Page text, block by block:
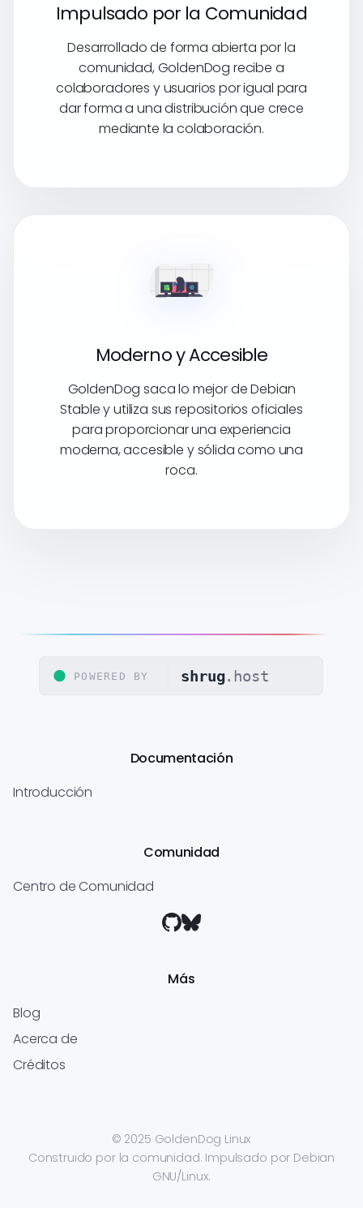
Impulsado por la Comunidad
Desarrollado de forma abierta por la
comunidad, GoldenDog recibe a
colaboradores y usuarios por igual para
dar forma a una distribución que crece
mediante la colaboración.
Moderno y Accesible
GoldenDog saca lo mejor de Debian
Stable y utiliza sus repositorios oficiales
para proporcionar una experiencia
moderna, accesible y sólida como una
roca.
Documentación
Introducción
Comunidad
Centro de Comunidad
Más
Blog
Acerca de
Créditos
© 2025 GoldenDog Linux
Construido por la comunidad. Impulsado por Debian
GNU/Linux.